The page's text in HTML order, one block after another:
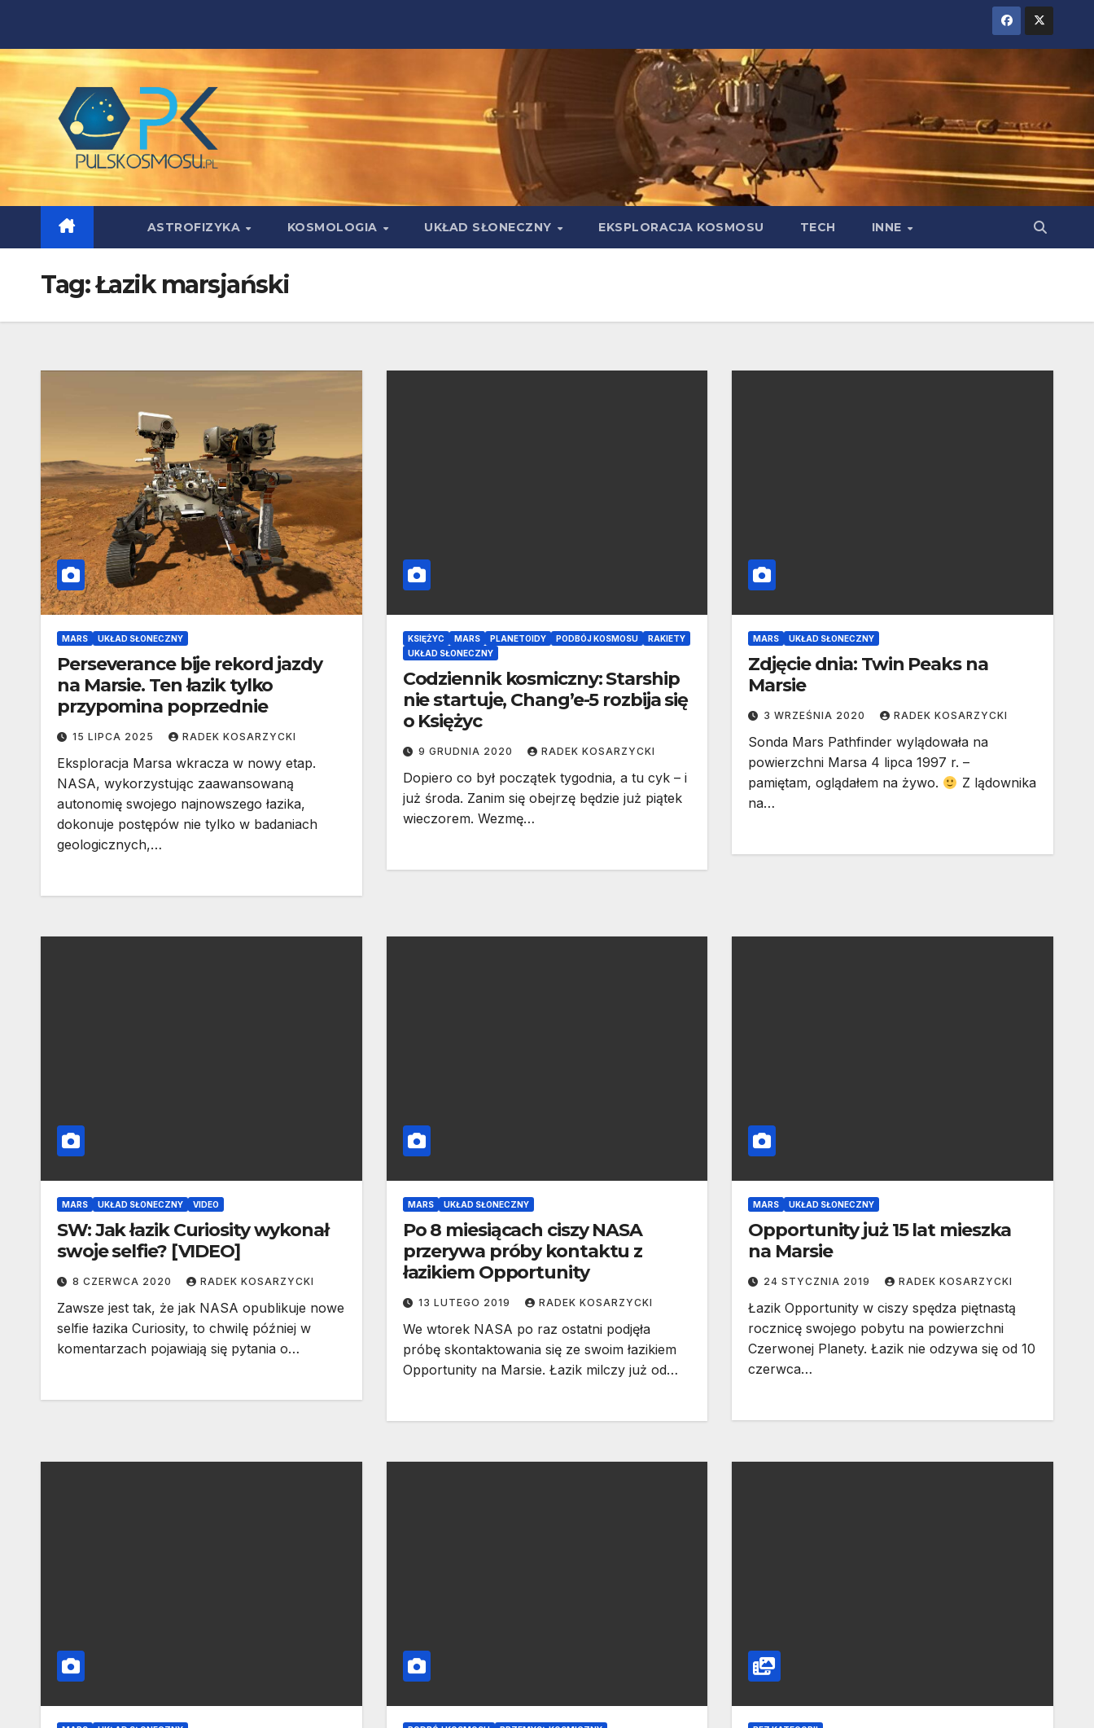
content
ASTROFIZYKA KOSMOLOGIA UKŁAD SŁONECZNY EKSPLORACJA KOSMOSU TECH INNE
Tag:Łazik marsjański
MARS UKŁAD SŁONECZNY
Perseverance bije rekord jazdy
na Marsie. Ten łazik tylko
przypomina poprzednie
15 LIPCA 2025 RADEK KOSARZYCKI
Eksploracja Marsa wkracza w nowy etap.
NASA, wykorzystując zaawansowaną
autonomię swojego najnowszego łazika,
dokonuje postępów nie tylko w badaniach
geologicznych,…
KSIĘŻYC MARS PLANETOIDY PODBÓJ KOSMOSU
RAKIETY
UKŁAD SŁONECZNY
Codziennik kosmiczny: Starship
nie startuje, Chang’e-5 rozbija się
o Księżyc
9 GRUDNIA 2020 RADEK KOSARZYCKI
Dopiero co był początek tygodnia, a tu cyk – i
już środa. Zanim się obejrzę będzie już piątek
wieczorem. Wezmę…
MARS UKŁAD SŁONECZNY
Zdjęcie dnia: Twin Peaks na
Marsie
3 WRZEŚNIA 2020 RADEK KOSARZYCKI
Sonda Mars Pathfinder wylądowała na
powierzchni Marsa 4 lipca 1997 r. –
pamiętam, oglądałem na żywo.
Z lądownika
na…
MARS UKŁAD SŁONECZNY VIDEO
SW: Jak łazik Curiosity wykonał
swoje selfie? [VIDEO]
8 CZERWCA 2020 RADEK KOSARZYCKI
Zawsze jest tak, że jak NASA opublikuje nowe
selfie łazika Curiosity, to chwilę później w
komentarzach pojawiają się pytania o…
MARS UKŁAD SŁONECZNY
Po 8 miesiącach ciszy NASA
przerywa próby kontaktu z
łazikiem Opportunity
13 LUTEGO 2019 RADEK KOSARZYCKI
We wtorek NASA po raz ostatni podjęła
próbę skontaktowania się ze swoim łazikiem
Opportunity na Marsie. Łazik milczy już od…
MARS UKŁAD SŁONECZNY
Opportunity już 15 lat mieszka
na Marsie
24 STYCZNIA 2019 RADEK KOSARZYCKI
Łazik Opportunity w ciszy spędza piętnastą
rocznicę swojego pobytu na powierzchni
Czerwonej Planety. Łazik nie odzywa się od 10
czerwca…